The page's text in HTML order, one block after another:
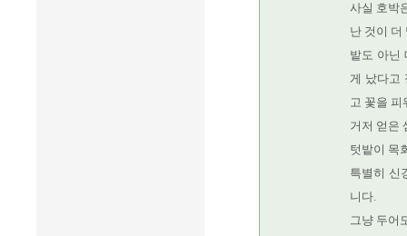
사실 호박
난 것이 더
밭도 아닌
게 났다고
고 꽃을 피
거저 얻은
텃밭이 목
특별히 신
니다.
그냥 두어